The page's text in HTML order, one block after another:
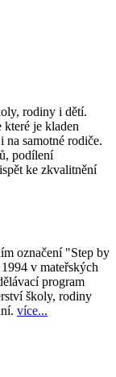
rodiny i dětí.
které je kladen
samotné rodiče.
podílení
ke zkvalitnění
označení "Step by
v mateřských
program
školy, rodiny
více...